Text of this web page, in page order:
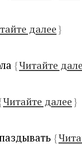
далее}
{Читайте
Читайте далее}
{